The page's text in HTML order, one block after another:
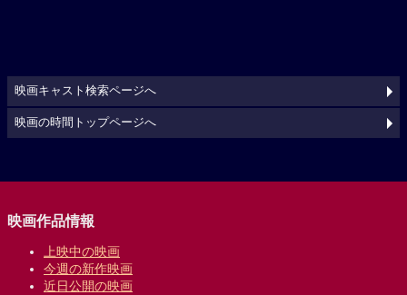
映画キャスト検索ページへ
映画の時間トップページへ
映画作品情報
上映中の映画
今週の新作映画
近日公開の映画